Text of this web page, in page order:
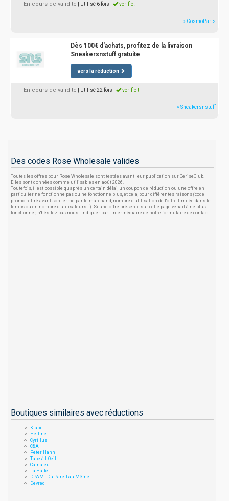
En cours de validité | Utilisé 6 fois vérifié !
» CosmoParis
Dès 100€ d'achats, profitez de la livraison
Sneakersnstuff gratuite
vers la réduction
En cours de validité | Utilisé 22 fois vérifié !
» Sneakersnstuff
Des codes Rose Wholesale valides
Toutes les offres pour Rose Wholesale sont testées avant leur publication sur CeriseClub.
Elles sont données comme utilisables en août 2026.
Toutefois, il est possible qu'après un certain délai, un coupon de réduction ou une offre en
particulier ne fonctionne pas ou ne fonctionne plus, et cela, pour différentes raisons (code
promo retiré avant son terme par le marchand, nombre d'utilisation de l'offre limitée dans le
temps ou en nombre d'utilisateurs...). Si une offre présente sur cette page venait à ne plus
fonctionner, n'hésitez pas nous l'indiquer par l'intermédiaire de notre formulaire de contact.
Boutiques similaires avec réductions
Kiabi
Helline
Cyrillus
C&A
Peter Hahn
Tape à L'Oeil
Camaieu
La Halle
DPAM - Du Pareil au Même
Devred